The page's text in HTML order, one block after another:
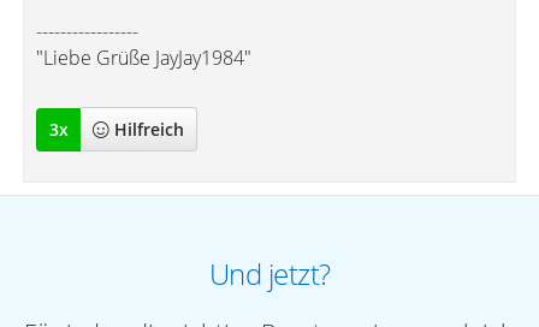
-----------------
"Liebe Grüße JayJay1984"
3x Hilfreich
Und jetzt?